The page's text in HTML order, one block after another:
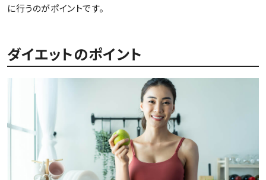
に行うのがポイントです。
ダイエットのポイント